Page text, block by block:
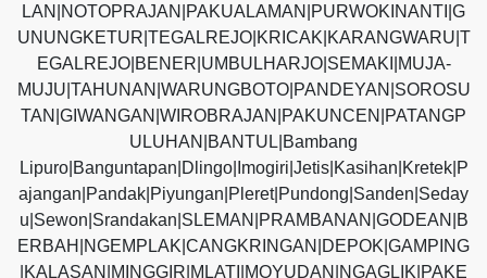
LAN|NOTOPRAJAN|PAKUALAMAN|PURWOKINANTI|G
UNUNGKETUR|TEGALREJO|KRICAK|KARANGWARU|T
EGALREJO|BENER|UMBULHARJO|SEMAKI|MUJA-
MUJU|TAHUNAN|WARUNGBOTO|PANDEYAN|SOROSU
TAN|GIWANGAN|WIROBRAJAN|PAKUNCEN|PATANGP
ULUHAN|BANTUL|Bambang
Lipuro|Banguntapan|Dlingo|Imogiri|Jetis|Kasihan|Kretek|P
ajangan|Pandak|Piyungan|Pleret|Pundong|Sanden|Seday
u|Sewon|Srandakan|SLEMAN|PRAMBANAN|GODEAN|B
ERBAH|NGEMPLAK|CANGKRINGAN|DEPOK|GAMPING
|KALASAN|MINGGIR|MLATI|MOYUDAN|NGAGLIK|PAKE